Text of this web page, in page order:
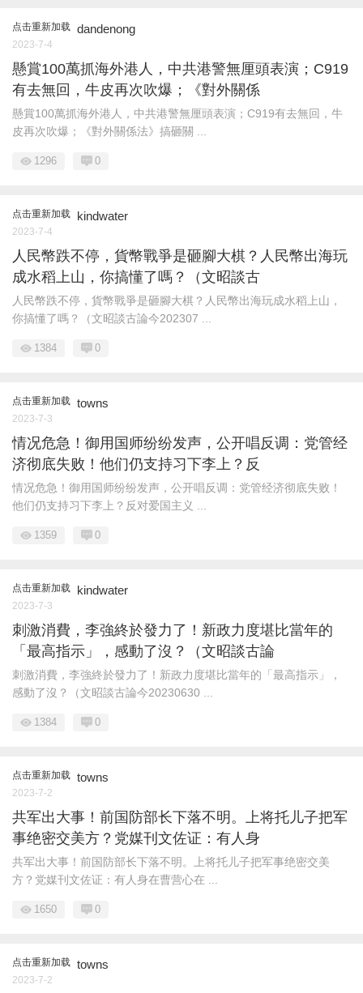
点击重新加载 dandenong
2023-7-4
懸賞100萬抓海外港人，中共港警無厘頭表演；C919
有去無回，牛皮再次吹爆；《對外關係
懸賞100萬抓海外港人，中共港警無厘頭表演；C919有去無回，牛
皮再次吹爆；《對外關係法》搞砸關 ...
1296 0
点击重新加载 kindwater
2023-7-4
人民幣跌不停，貨幣戰爭是砸腳大棋？人民幣出海玩
成水稻上山，你搞懂了嗎？（文昭談古
人民幣跌不停，貨幣戰爭是砸腳大棋？人民幣出海玩成水稻上山，
你搞懂了嗎？（文昭談古論今202307 ...
1384 0
点击重新加载 towns
2023-7-3
情况危急！御用国师纷纷发声，公开唱反调：党管经
济彻底失败！他们仍支持习下李上？反
情况危急！御用国师纷纷发声，公开唱反调：党管经济彻底失败！
他们仍支持习下李上？反对爱国主义 ...
1359 0
点击重新加载 kindwater
2023-7-3
刺激消費，李強終於發力了！新政力度堪比當年的
「最高指示」，感動了沒？（文昭談古論
刺激消費，李強終於發力了！新政力度堪比當年的「最高指示」，
感動了沒？（文昭談古論今20230630 ...
1384 0
点击重新加载 towns
2023-7-2
共军出大事！前国防部长下落不明。上将托儿子把军
事绝密交美方？党媒刊文佐证：有人身
共军出大事！前国防部长下落不明。上将托儿子把军事绝密交美
方？党媒刊文佐证：有人身在曹营心在 ...
1650 0
点击重新加载 towns
2023-7-2